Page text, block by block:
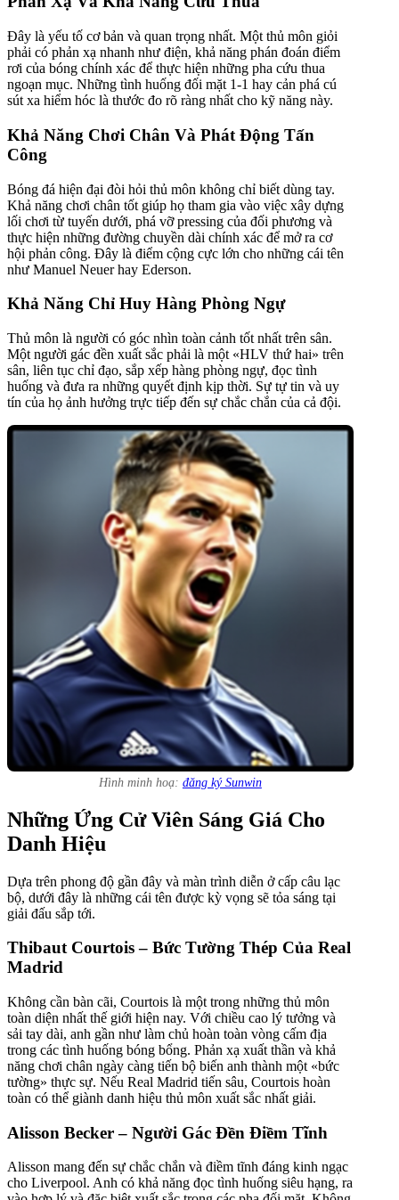
Đây là yếu tố cơ bản và quan trọng nhất. Một thủ môn giỏi
phải có phản xạ nhanh như điện, khả năng phán đoán điểm
rơi của bóng chính xác để thực hiện những pha cứu thua
ngoạn mục. Những tình huống đối mặt 1-1 hay cản phá cú
sút xa hiểm hóc là thước đo rõ ràng nhất cho kỹ năng này.
Khả Năng Chơi Chân Và Phát Động Tấn
Công
Bóng đá hiện đại đòi hỏi thủ môn không chỉ biết dùng tay.
Khả năng chơi chân tốt giúp họ tham gia vào việc xây dựng
lối chơi từ tuyến dưới, phá vỡ pressing của đối phương và
thực hiện những đường chuyền dài chính xác để mở ra cơ
hội phản công. Đây là điểm cộng cực lớn cho những cái tên
như Manuel Neuer hay Ederson.
Khả Năng Chỉ Huy Hàng Phòng Ngự
Thủ môn là người có góc nhìn toàn cảnh tốt nhất trên sân.
Một người gác đền xuất sắc phải là một «HLV thứ hai» trên
sân, liên tục chỉ đạo, sắp xếp hàng phòng ngự, đọc tình
huống và đưa ra những quyết định kịp thời. Sự tự tin và uy
tín của họ ảnh hưởng trực tiếp đến sự chắc chắn của cả đội.
Hình minh hoạ: đăng ký Sunwin
Những Ứng Cử Viên Sáng Giá Cho
Danh Hiệu
Dựa trên phong độ gần đây và màn trình diễn ở cấp câu lạc
bộ, dưới đây là những cái tên được kỳ vọng sẽ tỏa sáng tại
giải đấu sắp tới.
Thibaut Courtois – Bức Tường Thép Của Real
Madrid
Không cần bàn cãi, Courtois là một trong những thủ môn
toàn diện nhất thế giới hiện nay. Với chiều cao lý tưởng và
sải tay dài, anh gần như làm chủ hoàn toàn vòng cấm địa
trong các tình huống bóng bổng. Phản xạ xuất thần và khả
năng chơi chân ngày càng tiến bộ biến anh thành một «bức
tường» thực sự. Nếu Real Madrid tiến sâu, Courtois hoàn
toàn có thể giành danh hiệu thủ môn xuất sắc nhất giải.
Alisson Becker – Người Gác Đền Điềm Tĩnh
Alisson mang đến sự chắc chắn và điềm tĩnh đáng kinh ngạc
cho Liverpool. Anh có khả năng đọc tình huống siêu hạng, ra